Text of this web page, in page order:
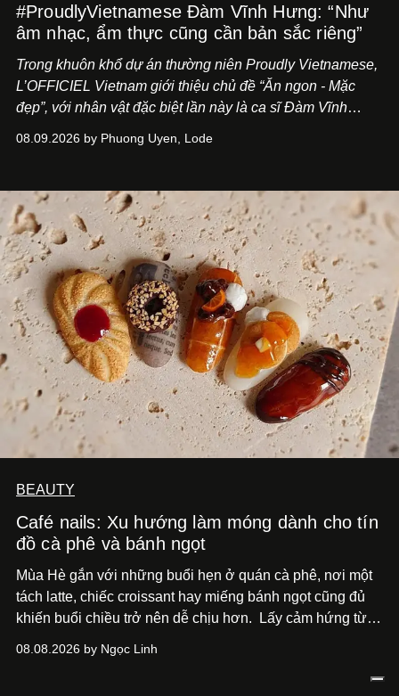
#ProudlyVietnamese Đàm Vĩnh Hưng: “Như
âm nhạc, ẩm thực cũng cần bản sắc riêng”
Trong khuôn khổ dự án thường niên Proudly Vietnamese,
L’OFFICIEL Vietnam giới thiệu chủ đề “Ăn ngon - Mặc
đẹp”, với nhân vật đặc biệt lần này là ca sĩ Đàm Vĩnh
Cà Phê Cà Pháo mang dấu ấn Indochine hoài niệm, thu
08.09.2026 by Phuong Uyen, Lode
BEAUTY
Café nails: Xu hướng làm móng dành cho tín
đồ cà phê và bánh ngọt
Mùa Hè gắn với những buổi hẹn ở quán cà phê, nơi một
tách latte, chiếc croissant hay miếng bánh ngọt cũng đủ
khiến buổi chiều trở nên dễ chịu hơn.
Lấy cảm hứng từ
sử dụng bảng màu nâu sữa, kem, trắng ngà cùng những
08.08.2026 by Ngọc Linh